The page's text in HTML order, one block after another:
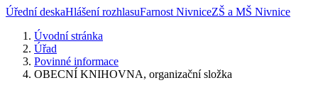
Úřední deskaHlášení rozhlasuFarnost NivniceZŠ a MŠ Nivnice
Úvodní stránka
Úřad
Povinné informace
OBECNÍ KNIHOVNA, organizační složka